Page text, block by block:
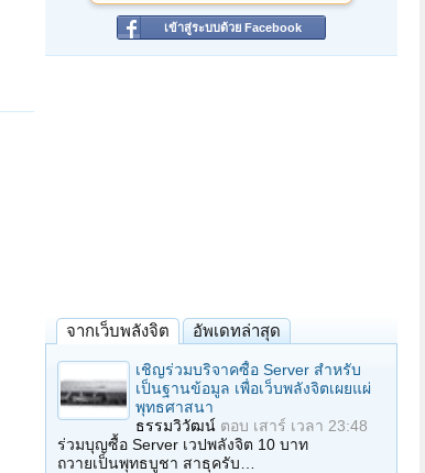
เข้าสู่ระบบด้วย Facebook
จากเว็บพลังจิต อัพเดทล่าสุด
เชิญร่วมบริจาคซื้อ Server สำหรับ
เป็นฐานข้อมูล เพื่อเว็บพลังจิตเผยแผ่
พุทธศาสนา
ธรรมวิวัฒน์ ตอบ เสาร์ เวลา 23:48
ร่วมบุญซื้อ Server เวปพลังจิต 10 บาท
ถวายเป็นพุทธบูชา สาธุครับ…